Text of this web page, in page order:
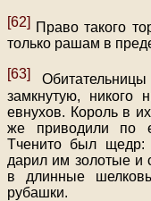
[62] Право такого
только рашам в
[63]
замкнутую, никого
евнухов. Король в
же приводили по
Тченито был щедр:
дарил им золотые и
в длинные
рубашки.